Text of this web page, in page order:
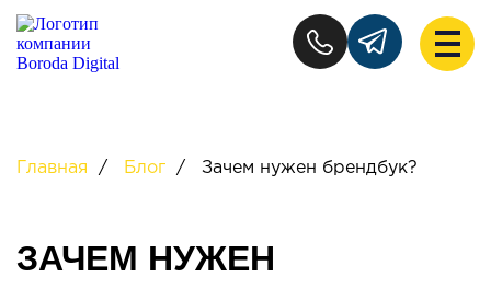
Главная / Блог / Зачем нужен брендбук?
ЗАЧЕМ НУЖЕН